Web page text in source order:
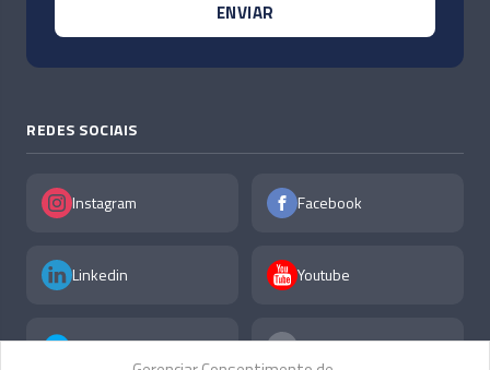
REDES SOCIAIS
Instagram Facebook
Linkedin Youtube
X F.A.Q